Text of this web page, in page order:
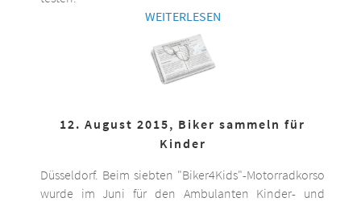
WEITERLESEN
12. August 2015, Biker sammeln für
Kinder
Düsseldorf. Beim siebten "Biker4Kids"-Motorradkorso
wurde im Juni für den Ambulanten Kinder- und